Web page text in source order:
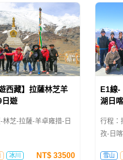
西藏】拉薩林芝羊
日遊
林芝-拉薩-羊卓雍措-日
冰川 NT$33500
E1線-
湖日
行程：
孜-日
雪山